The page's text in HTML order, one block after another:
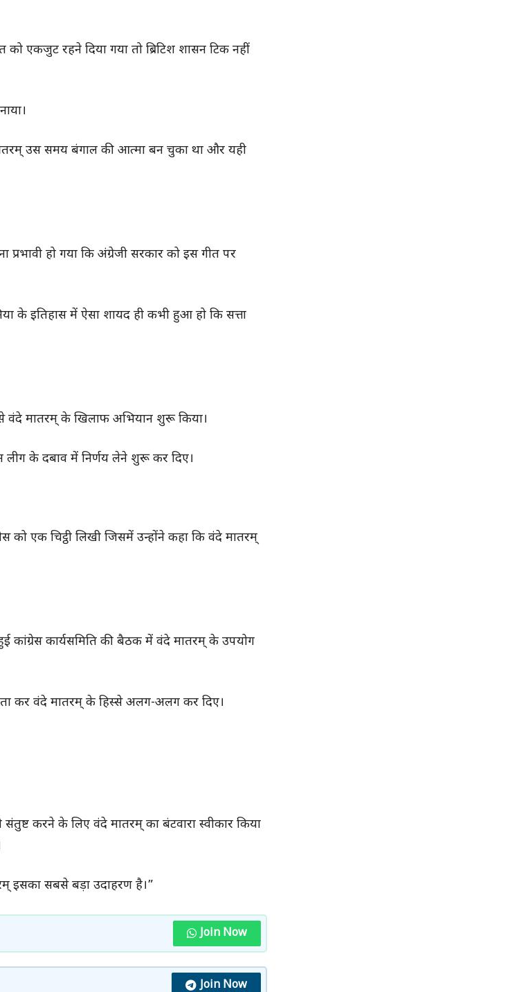
एकजुट रहने दिया गया तो ब्रिटिश शासन टिक नहीं
उस समय बंगाल की आत्मा बन चुका था और यही
हो गया कि अंग्रेजी सरकार को इस गीत पर
के इतिहास में ऐसा शायद ही कभी हुआ हो कि सत्ता
वंदे मातरम् के खिलाफ अभियान शुरू किया।
लीग के दबाव में निर्णय लेने शुरू कर दिए।
को एक चिट्ठी लिखी जिसमें उन्होंने कहा कि वंदे मातरम्
कार्यसमिति की बैठक में वंदे मातरम् के उपयोग
कर वंदे मातरम् के हिस्से अलग-अलग कर दिए।
करने के लिए वंदे मातरम् का बंटवारा स्वीकार किया
इसका सबसे बड़ा उदाहरण है।”
Join Now
Join Now